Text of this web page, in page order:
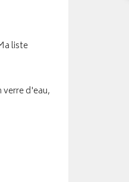
liste
verre d'eau,